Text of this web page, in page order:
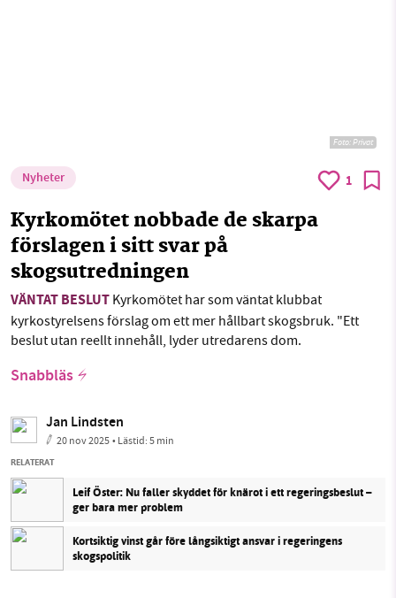
Foto: Privat
Nyheter 1
Kyrkomötet nobbade de skarpa
förslagen i sitt svar på
skogsutredningen
VÄNTAT BESLUT Kyrkomötet har som väntat klubbat
kyrkostyrelsens förslag om ett mer hållbart skogsbruk. "Ett
beslut utan reellt innehåll, lyder utredarens dom.
Snabbläs
Jan Lindsten
20 nov 2025• Lästid:5 min
RELATERAT
Leif Öster: Nu faller skyddet för knärot i ett regeringsbeslut –
ger bara mer problem
Kortsiktig vinst går före långsiktigt ansvar i regeringens
skogspolitik